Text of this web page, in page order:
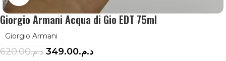
Giorgio Armani Acqua di Gio EDT 75ml
Giorgio Armani
د.م.620.00 د.م.349.00